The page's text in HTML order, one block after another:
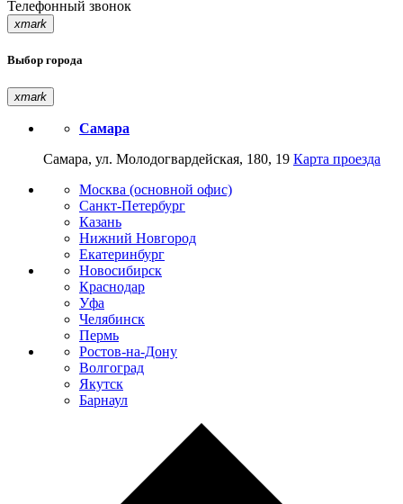
Телефонный звонок
xmark
Выбор города
xmark
Самара
Самара, ул. Молодогвардейская, 180, 19 Карта проезда
Москва (основной офис)
Санкт-Петербург
Казань
Нижний Новгород
Екатеринбург
Новосибирск
Краснодар
Уфа
Челябинск
Пермь
Ростов-на-Дону
Волгоград
Якутск
Барнаул